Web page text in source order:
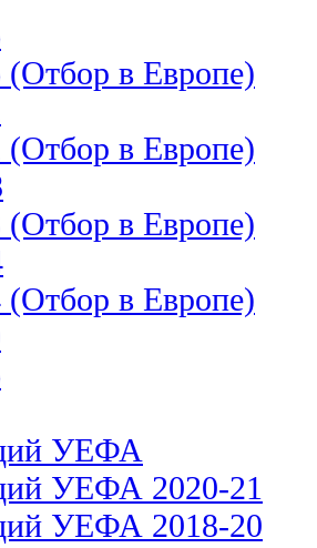
в Европе)
в Европе)
в Европе)
в Европе)
УЕФА
УЕФА 2020-21
УЕФА 2018-20